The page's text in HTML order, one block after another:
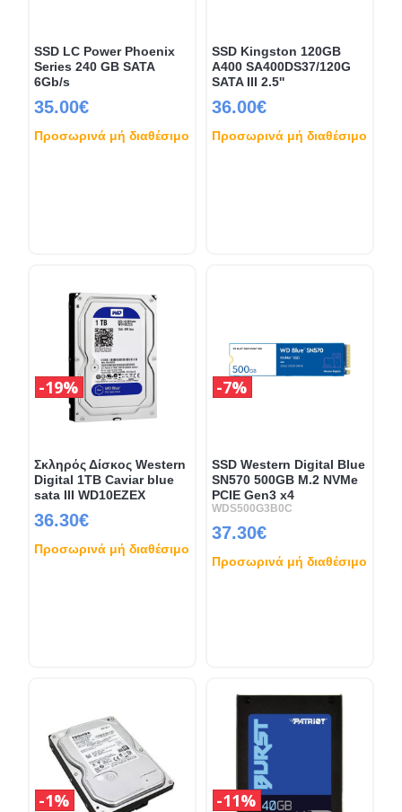
SSD LC Power Phoenix
Series 240 GB SATA
6Gb/s
35.00€
Προσωρινά μή διαθέσιμο
SSD Kingston 120GB
A400 SA400DS37/120G
SATA III 2.5''
36.00€
Προσωρινά μή διαθέσιμο
Σκληρός Δίσκος Western
Digital 1TB Caviar blue
sata III WD10EZEX
36.30€
19%
Προσωρινά μή διαθέσιμο
SSD Western Digital Blue
SN570 500GB M.2 NVMe
PCIE Gen3 x4
WDS500G3B0C
37.30€
7%
Προσωρινά μή διαθέσιμο
1% 11%